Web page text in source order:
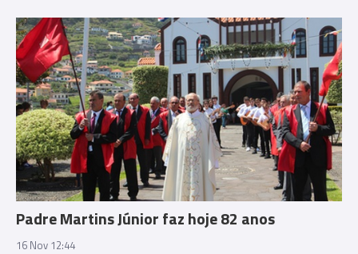
Padre Martins Júnior faz hoje 82 anos
16 Nov 12:44